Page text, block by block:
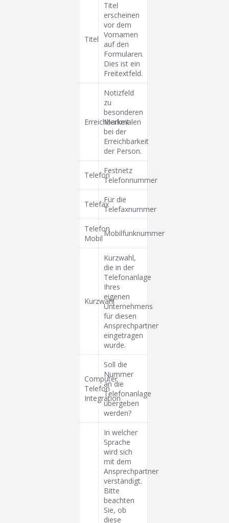
Titel
Titel
erscheinen
vor dem
Vornamen
auf den
Formularen.
Dies ist ein
Freitextfeld.
Erreichbarkeit
Notizfeld
zu
besonderen
Merkmalen
bei der
Erreichbarkeit
der Person.
TelefonFestnetz
Telefonnummer
TelefaxFür die
Telefaxnummer
Telefon
Mobil
Mobilfunknummer
Kurzwahl
Kurzwahl,
die in der
Telefonanlage
Ihres
eigenen
Unternehmens
für diesen
Ansprechpartner
eingetragen
wurde.
Computer
Telefon
Integration
Soll die
Nummer
an die
Telefonanlage
übergeben
werden?
In welcher
Sprache
wird sich
mit dem
Ansprechpartner
verständigt.
Bitte
beachten
Sie, ob
diese